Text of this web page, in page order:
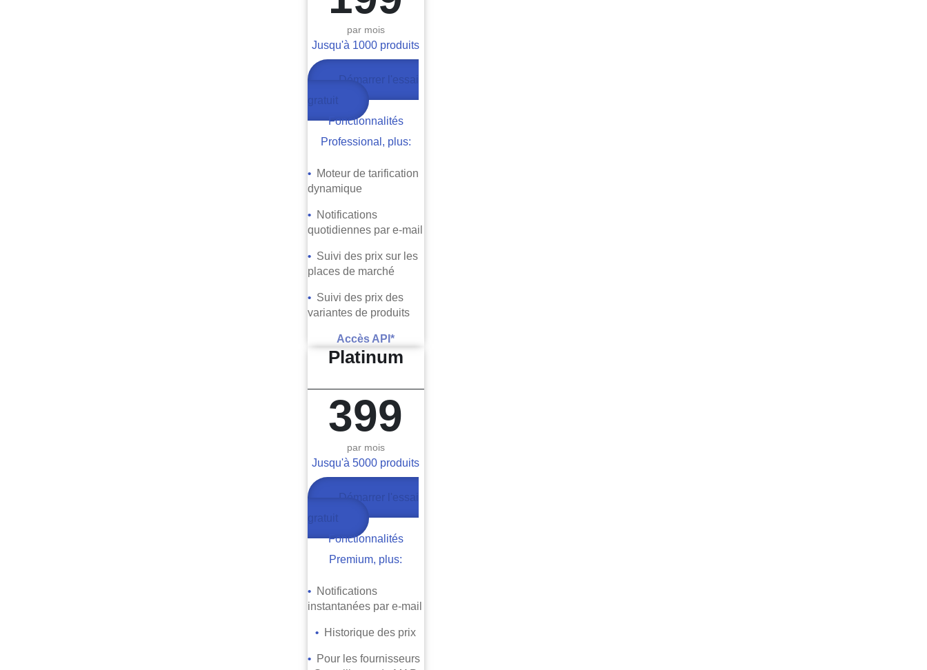
par mois
Jusqu'à 1000 produits
Démarrer l'essai
gratuit
Fonctionnalités
Professional, plus:
• ​ Moteur de tarification
dynamique
• ​ Notifications
quotidiennes par e-mail
• ​ Suivi des prix sur les
places de marché
• ​ Suivi des prix des
variantes de produits
Accès API*
Platinum
399
par mois
Jusqu'à 5000 produits
Démarrer l'essai
gratuit
Fonctionnalités
Premium, plus:
• ​ Notifications
instantanées par e-mail
• ​ Historique des prix
• ​ Pour les fournisseurs